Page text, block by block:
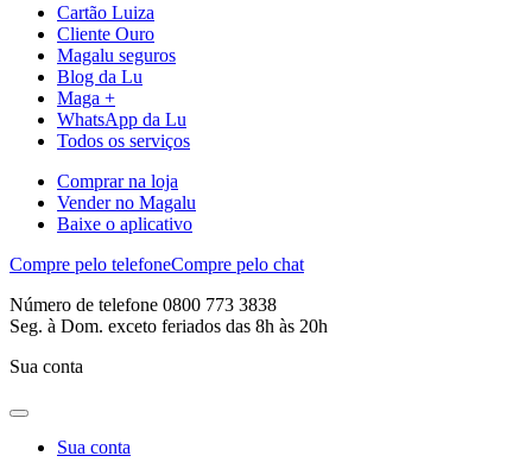
Cartão Luiza
Cliente Ouro
Magalu seguros
Blog da Lu
Maga +
WhatsApp da Lu
Todos os serviços
Comprar na loja
Vender no Magalu
Baixe o aplicativo
Compre pelo telefoneCompre pelo chat
Número de telefone 0800 773 3838
Seg. à Dom. exceto feriados das 8h às 20h
Sua conta
Sua conta